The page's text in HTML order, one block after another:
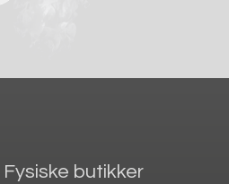
Fysiske butikker